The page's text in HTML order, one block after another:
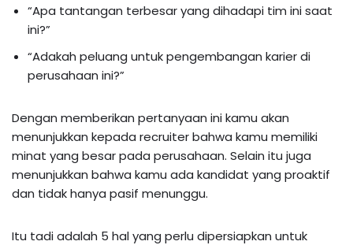
“Apa tantangan terbesar yang dihadapi tim ini saat
ini?”
“Adakah peluang untuk pengembangan karier di
perusahaan ini?”
Dengan memberikan pertanyaan ini kamu akan
menunjukkan kepada recruiter bahwa kamu memiliki
minat yang besar pada perusahaan. Selain itu juga
menunjukkan bahwa kamu ada kandidat yang proaktif
dan tidak hanya pasif menunggu.
Itu tadi adalah 5 hal yang perlu dipersiapkan untuk